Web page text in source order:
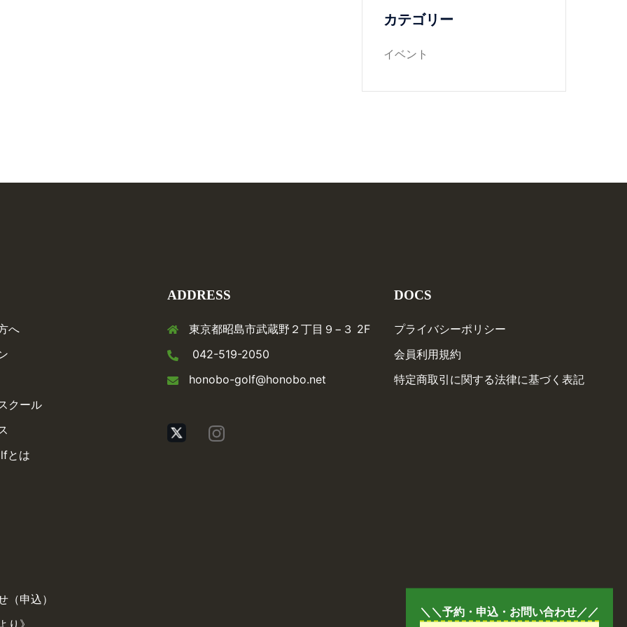
カテゴリー
イベント
へ
クール
とは
（申込）
り》
ADDRESS
東京都昭島市武蔵野２丁目９−３ 2F
042-519-2050
honobo-golf@honobo.net
DOCS
プライバシーポリシー
会員利用規約
特定商取引に関する法律に基づく表記
＼＼予約・申込・お問い合わせ／／